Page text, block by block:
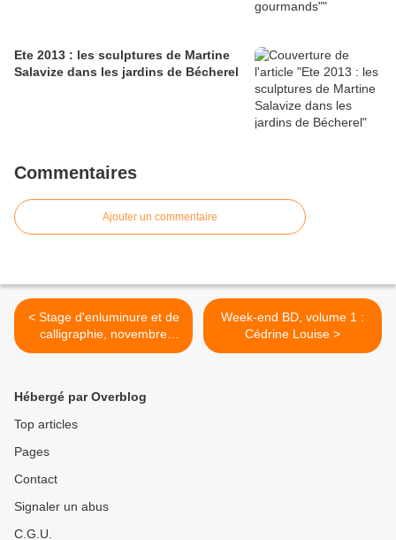
Ete 2013 : les sculptures de Martine
Salavize dans les jardins de Bécherel
Commentaires
Ajouter un commentaire
< Stage d'enluminure et de
calligraphie, novembre
2010
Week-end BD, volume 1 :
Cédrine Louise >
Hébergé par Overblog
Top articles
Pages
Contact
Signaler un abus
C.G.U.